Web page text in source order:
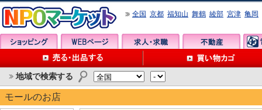
全国 京都 福知山 舞鶴 綾部 宮津 亀岡
地域で検索する
モールのお店